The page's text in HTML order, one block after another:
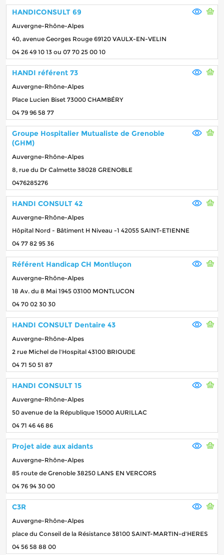
HANDICONSULT 69
Auvergne-Rhône-Alpes
40, avenue Georges Rouge 69120 VAULX-EN-VELIN
04 26 49 10 13 ou 07 70 25 00 10
HANDI référent 73
Auvergne-Rhône-Alpes
Place Lucien Biset 73000 CHAMBÉRY
04 79 96 58 77
Groupe Hospitalier Mutualiste de Grenoble
(GHM)
Auvergne-Rhône-Alpes
8, rue du Dr Calmette 38028 GRENOBLE
0476285276
HANDI CONSULT 42
Auvergne-Rhône-Alpes
Hôpital Nord - Bâtiment H Niveau -1 42055 SAINT-ETIENNE
04 77 82 95 36
Référent Handicap CH Montluçon
Auvergne-Rhône-Alpes
18 Av. du 8 Mai 1945 03100 MONTLUCON
04 70 02 30 30
HANDI CONSULT Dentaire 43
Auvergne-Rhône-Alpes
2 rue Michel de l'Hospital 43100 BRIOUDE
04 71 50 51 87
HANDI CONSULT 15
Auvergne-Rhône-Alpes
50 avenue de la République 15000 AURILLAC
04 71 46 46 86
Projet aide aux aidants
Auvergne-Rhône-Alpes
85 route de Grenoble 38250 LANS EN VERCORS
04 76 94 30 00
C3R
Auvergne-Rhône-Alpes
place du Conseil de la Résistance 38100 SAINT-MARTIN-d'HERES
04 56 58 88 00